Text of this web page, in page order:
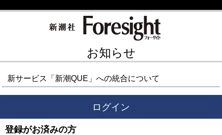
お知らせ
新サービス「新潮QUE」への統合について
ログイン
登録がお済みの方